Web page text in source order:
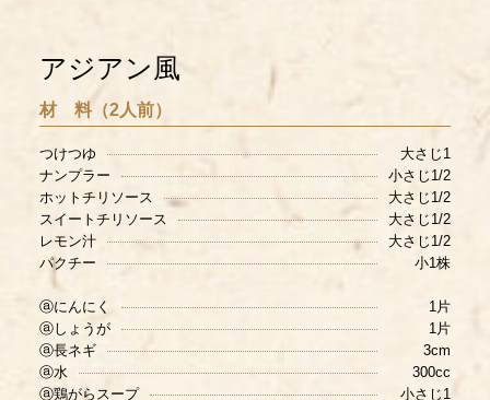
アジアン風
材 料（2人前）
つけつゆ
ナンプラー
ホットチリソース
スイートチリソース
レモン汁
パクチー
ⓐにんにく
ⓐしょうが
ⓐ長ネギ
ⓐ水
ⓐ鶏がらスープ
大さじ1
小さじ1/2
大さじ1/2
大さじ1/2
大さじ1/2
小1株
1片
1片
3cm
300cc
小さじ1